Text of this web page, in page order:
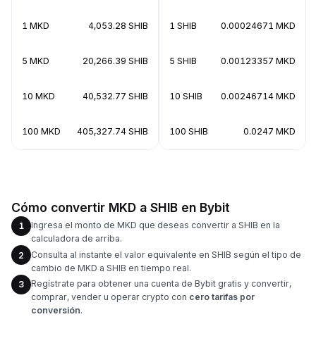
1 MKD 4,053.28 SHIB
5 MKD 20,266.39 SHIB
10 MKD 40,532.77 SHIB
100 MKD 405,327.74 SHIB
1 SHIB 0.00024671 MKD
5 SHIB 0.00123357 MKD
10 SHIB 0.00246714 MKD
100 SHIB 0.0247 MKD
Cómo convertir MKD a SHIB en Bybit
1
Ingresa el monto de MKD que deseas convertir a SHIB en la
calculadora de arriba.
2
Consulta al instante el valor equivalente en SHIB según el tipo de
cambio de MKD a SHIB en tiempo real.
3
Regístrate para obtener una cuenta de Bybit gratis y convertir,
comprar, vender u operar crypto con cero tarifas por
conversión.